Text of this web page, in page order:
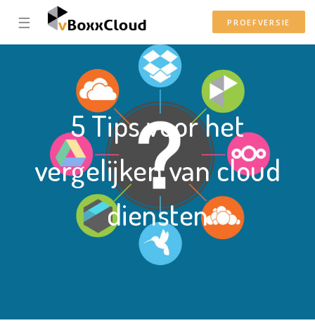
☰ PROEFVERSIE
5 Tips voor het
vergelijken van cloud
diensten